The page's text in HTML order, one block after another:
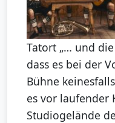
Tatort „… und
dass es bei der
Bühne
es vor laufender
Studiogelände